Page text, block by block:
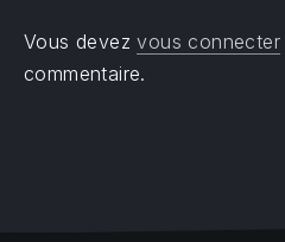
Vous devezvous connecter
commentaire.